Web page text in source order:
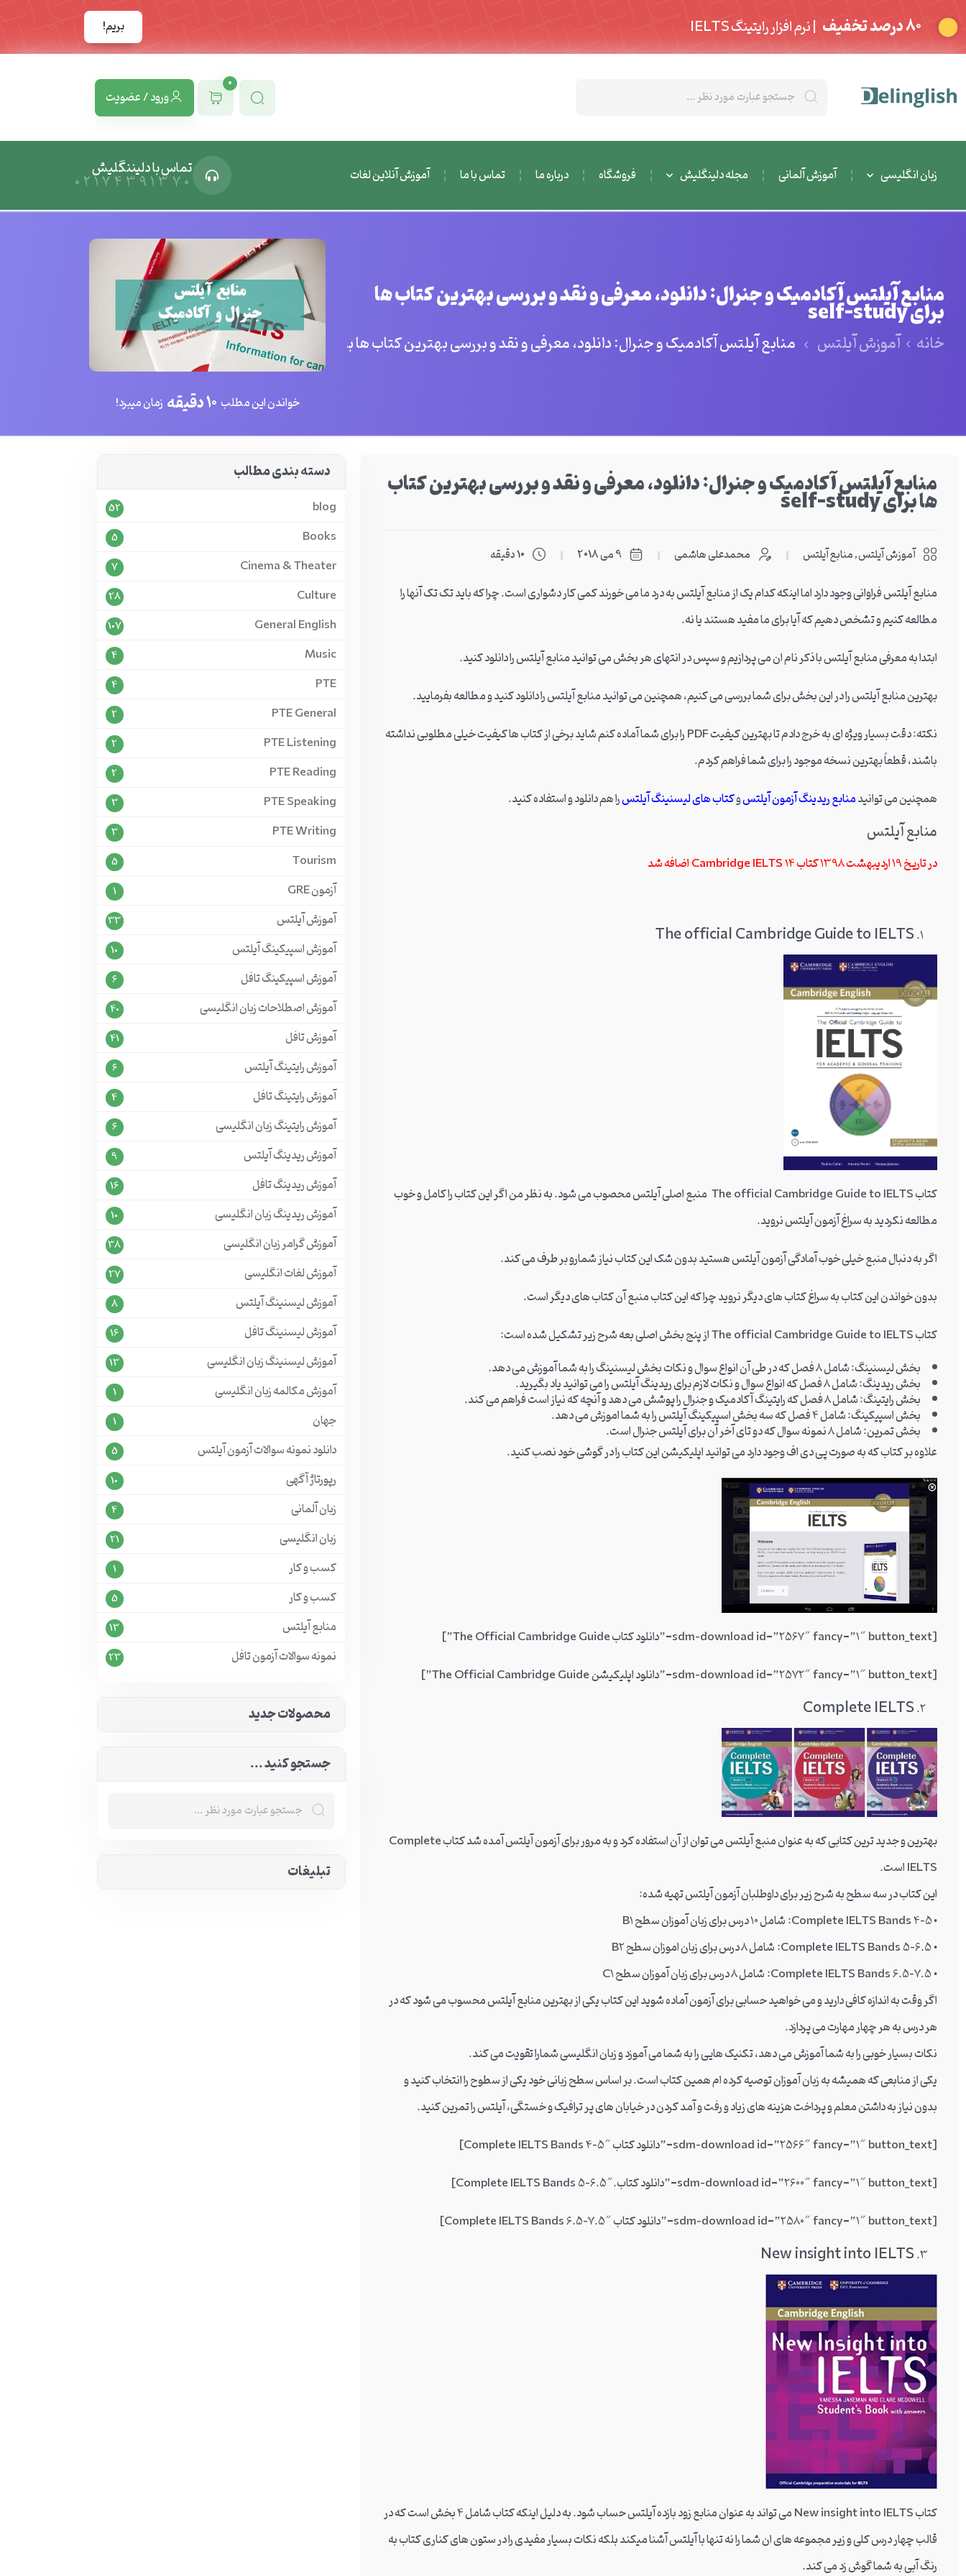
80 درصد تخفیف | نرم افزار رایتینگ IELTS بریم!
0
ورود / عضویت
زبان انگلیسی آموزش آلمانی مجله دلینگلیش فروشگاه درباره ما تماس با ما آموزش آنلاین لغات تماس با دلیننگلیش
02174391370
منابع آیلتس آکادمیک و جنرال: دانلود، معرفی و نقد و بررسی بهترین کتاب ها
برای self-study
خانه آموزش آیلتس منابع آیلتس آکادمیک و جنرال: دانلود، معرفی و نقد و بررسی بهترین کتاب ها برای self-study
خواندن این مطلب 10 دقیقه زمان میبرد!
منابع آیلتس آکادمیک و جنرال: دانلود، معرفی و نقد و بررسی بهترین کتاب
ها برای self-study
آموزش آیلتس,منابع آیلتس محمدعلی هاشمی 9 می 2018 10 دقیقه
منابع آیلتس فراوانی وجود دارد اما اینکه کدام یک از منابع آیلتس به درد ما می خورند کمی کار دشواری است. چرا که باید تک تک آنها را
مطالعه کنیم و تشخص دهیم که آیا برای ما مفید هستند یا نه.
ابتدا به معرفی منابع آیلتس با ذکر نام ان می پردازیم و سپس در انتهای هر بخش می توانید منابع آیلتس را دانلود کنید.
بهترین منابع آیلتس را در این بخش برای شما بررسی می کنیم، همچنین می توانید منابع آیلتس را دانلود کنید و مطالعه بفرمایید.
نکته: دقت بسیار ویژه ای به خرج دادم تا بهترین کیفیت PDF را برای شما آماده کنم شاید برخی از کتاب ها کیفیت خیلی مطلوبی نداشته
باشند، قطعاً بهترین نسخه موجود را برای شما فراهم کردم.
همچنین می توانیدمنابع ریدینگ آزمون آیلتسوکتاب های لیسنینگ آیلتسرا هم دانلود و استفاده کنید.
منابع آیلتس
در تاریخ 19 اردیبهشت 1398 کتاب Cambridge IELTS 14 اضافه شد
The official Cambridge Guide to IELTS
کتاب The official Cambridge Guide to IELTS منبع اصلی آیلتس محصوب می شود. به نظر من اگر این کتاب را کامل و خوب
مطالعه نکردید به سراغ آزمون آیلتس نروید.
اگر به دنبال منبع خیلی خوب آمادگی آزمون آیلتس هستید بدون شک این کتاب نیاز شمارو بر طرف می کند.
بدون خواندن این کتاب به سراغ کتاب های دیگر نروید چرا که این کتاب منبع آن کتاب های دیگر است.
کتاب The official Cambridge Guide to IELTS از پنج بخش اصلی بعه شرح زیر تشکیل شده است:
بخش لیسنینگ: شامل 8 فصل که در طی آن انواع سوال و نکات بخش لیسنینگ را به شما آموزش می دهد.
بخش ریدینگ: شامل 8 فصل که انواع سوال و نکات لازم برای ریدینگ آیلتس را می توانید یاد بگیرید.
بخش رایتینگ: شامل 8 فصل که رایتینگ آکادمیک و جنرال را پوشش می دهد و آنچه که نیاز است فراهم می کند.
بخش اسپیکینگ: شامل 4 فصل که سه بخش اسپیکینگ آیلتس را به شما اموزش می دهد.
بخش تمرین: شامل 8 نمونه سوال که دو تای آخر آن برای آیلتس جنرال است.
علاوه بر کتاب که به صورت پی دی اف وجود دارد می توانید اپلیکیشن این کتاب را در گوشی خود نصب کنید.
[sdm-download id=”2567″ fancy=”1″ button_text=”دانلود کتاب The Official Cambridge Guide”]
[sdm-download id=”2572″ fancy=”1″ button_text=”دانلود اپلیکیشن The Official Cambridge Guide”]
Complete IELTS
بهترین و جدید ترین کتابی که به عنوان منبع آیلتس می توان از آن استفاده کرد و به مرور برای آزمون آیلتس آمده شد کتابComplete
IELTSاست.
این کتاب در سه سطح به شرح زیر برای داوطلبان آزمون آیلتس تهیه شده:
• Complete IELTS Bands 4-5: شامل 10 درس برای زبان آموزان سطح B1
• Complete IELTS Bands 5-6.5: شامل 8 درس برای زبان اموزان سطح B2
• Complete IELTS Bands 6.5-7.5: شامل 8 درس برای زبان آموزان سطح C1
اگر وقت به اندازه کافی دارید و می خواهید حسابی برای آزمون آماده شوید این کتاب یکی از بهترین منابع آیلتس محسوب می شود که در
هر درس به هر چهار مهارت می پردازد.
نکات بسیار خوبی را به شما آموزش می دهد، تکنیک هایی را به شما می آموزد و زبان انگلیسی شمارا تقویت می کند.
یکی از منابعی که همیشه به زبان آموزان توصیه کرده ام همین کتاب است. بر اساس سطح زبانی خود یکی از سطوح را انتخاب کنید و
بدون نیاز به داشتن معلم و پرداخت هزینه های زیاد و رفت و آمد کردن در خیابان های پر ترافیک و خستگی، آیلتس را تمرین کنید.
[sdm-download id=”2566″ fancy=”1″ button_text=”دانلود کتاب Complete IELTS Bands 4-5″]
[sdm-download id=”2600″ fancy=”1″ button_text=”دانلود کتاب.Complete IELTS Bands 5-6.5″]
[sdm-download id=”2580″ fancy=”1″ button_text=”دانلود کتاب Complete IELTS Bands 6.5-7.5″]
New insight into IELTS
کتاب New insight into IELTS می تواند به عنوان منابع زود بازده آیلتس حساب شود. به دلیل اینکه کتاب شامل 4 بخش است که در
قالب چهار درس کلی و زیر مجموعه های ان شما را نه تنها با آیلتس آشنا میکند بلکه نکات بسیار مفیدی را در ستون های کناری کتاب به
رنگ آبی به شما گوش زد می کند.
دسته بندی مطالب
blog
52
Books
5
Cinema & Theater
7
Culture
28
General English
107
Music
4
PTE
4
PTE General
2
PTE Listening
2
PTE Reading
2
PTE Speaking
3
PTE Writing
3
Tourism
5
آزمون GRE 1
آموزش آیلتس 33
آموزش اسپیکینگ آیلتس 10
آموزش اسپیکینگ تافل 6
آموزش اصطلاحات زبان انگلیسی 40
آموزش تافل 41
آموزش رایتینگ آیلتس 6
آموزش رایتینگ تافل 4
آموزش رایتینگ زبان انگلیسی 6
آموزش ریدینگ آیلتس 9
آموزش ریدینگ تافل 16
آموزش ریدینگ زبان انگلیسی 10
آموزش گرامر زبان انگلیسی 38
آموزش لغات انگلیسی 27
آموزش لیسنینگ آیلتس 8
آموزش لیسنینگ تافل 16
آموزش لیسنینگ زبان انگلیسی 13
آموزش مکالمه زبان انگلیسی 1
جهان 1
دانلود نمونه سوالات آزمون آیلتس 5
رپورتاژ آگهی 10
زبان آلمانی 4
زبان انگلیسی 21
کسب و کار 1
کسب و کار 5
منابع آیلتس 13
نمونه سوالات آزمون تافل 23
محصولات جدید
جستجو کنید ...
تبلیغات